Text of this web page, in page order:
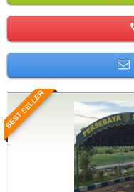
BEST SELLER